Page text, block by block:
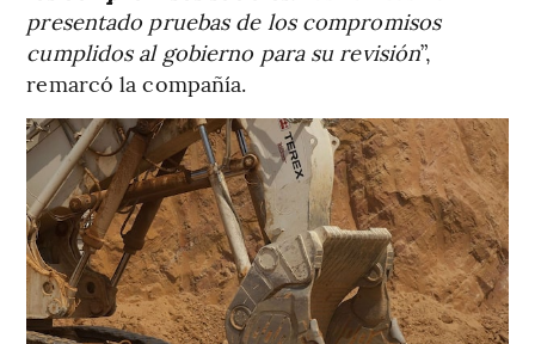
presentado pruebas de los compromisos
cumplidos al gobierno para su revisión”,
remarcó la compañía.